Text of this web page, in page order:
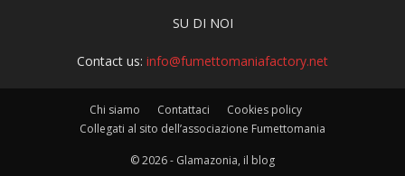
SU DI NOI
Contact us: info@fumettomaniafactory.net
Chi siamo Contattaci
Cookies policy
Collegati al sito dell’associazione Fumettomania
© 2026 - Glamazonia, il blog